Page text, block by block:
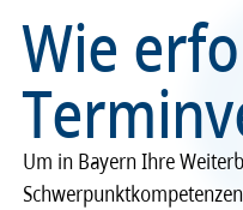
Patientinnen und
Kammer & Politik
Presse
Patientinnen und
Kammer & Politik
Presse
Wie
Um in Bayern Ihre